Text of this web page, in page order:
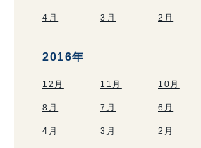
4月 3月 2月
2016年
12月 11月 10月
8月 7月 6月
4月 3月 2月